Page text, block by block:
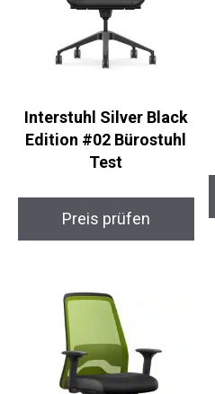
Interstuhl Silver Black
Edition #02 Bürostuhl
Test
Preis prüfen